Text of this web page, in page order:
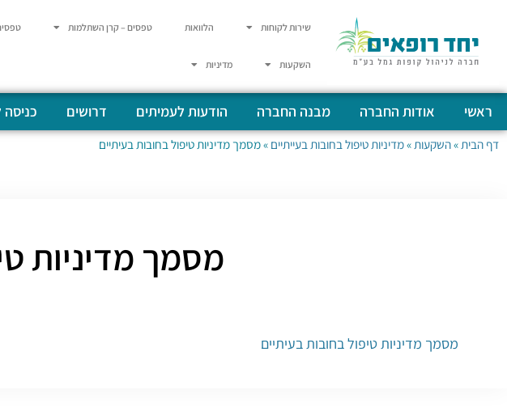
שירות לקוחות הלוואות טפסים – קרן השתלמות
השקעות מדיניות
ראשי אודות החברה מבנה החברה הודעות לעמיתים דרושים כניסה
דף הבית »השקעות »מדיניות טיפול בחובות בעייתיים »מסמך מדיניות טיפול בחובות בעיתיים
מסמך מדיניות
מסמך מדיניות טיפול בחובות בעיתיים